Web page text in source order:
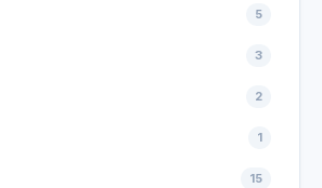
5
3
2
1
15